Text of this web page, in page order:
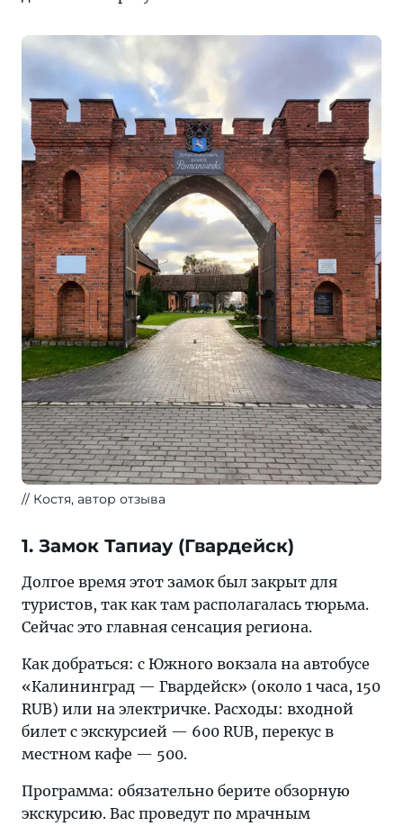
Костя, автор отзыва
1. Замок Тапиау (Гвардейск)
Долгое время этот замок был закрыт для
туристов, так как там располагалась тюрьма.
Сейчас это главная сенсация региона.
Как добраться: с Южного вокзала на автобусе
«Калининград — Гвардейск» (около 1 часа, 150
RUB) или на электричке. Расходы: входной
билет с экскурсией — 600 RUB, перекус в
местном кафе — 500.
Программа: обязательно берите обзорную
экскурсию. Вас проведут по мрачным